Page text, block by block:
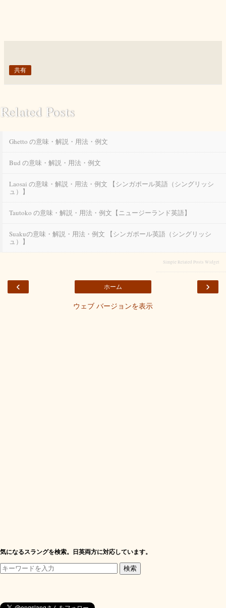
共有
Related Posts
Ghetto の意味・解説・用法・例文
Bud の意味・解説・用法・例文
Laosai の意味・解説・用法・例文 【シンガポール英語（シングリッシ
ュ）】
Tautoko の意味・解説・用法・例文【ニュージーランド英語】
Suakuの意味・解説・用法・例文 【シンガポール英語（シングリッシ
ュ）】
Simple Related Posts Widget
‹ ›
ホーム
ウェブ バージョンを表示
気になるスラングを検索。日英両方に対応しています。